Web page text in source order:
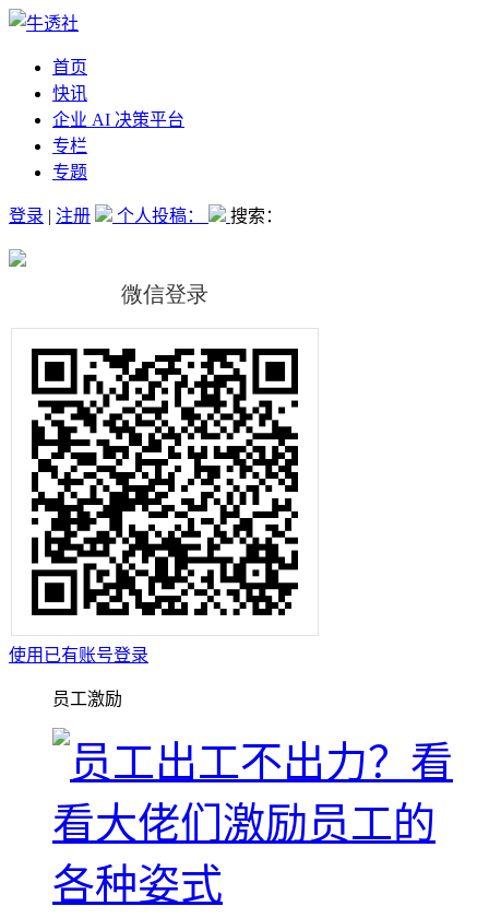
首页
快讯
企业 AI 决策平台
专栏
专题
登录 | 注册 个人投稿： 搜索：
使用已有账号登录
员工激励